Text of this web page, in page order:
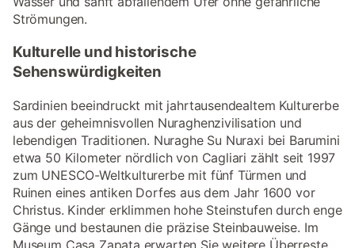
Strömungen.
Kulturelle und historische
Sehenswürdigkeiten
Sardinien beeindruckt mit jahrtausendealtem Kulturerbe
aus der geheimnisvollen Nuraghenzivilisation und
lebendigen Traditionen. Nuraghe Su Nuraxi bei Barumini
etwa 50 Kilometer nördlich von Cagliari zählt seit 1997
zum UNESCO-Weltkulturerbe mit fünf Türmen und
Ruinen eines antiken Dorfes aus dem Jahr 1600 vor
Christus. Kinder erklimmen hohe Steinstufen durch enge
Gänge und bestaunen die präzise Steinbauweise. Im